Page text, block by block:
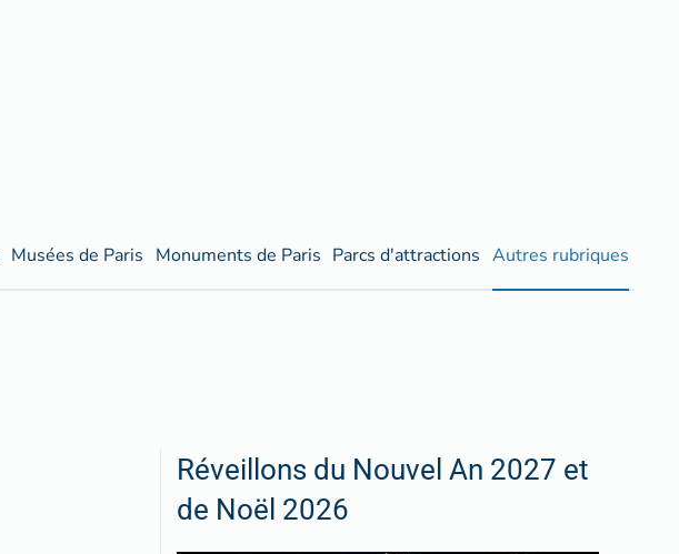
Musées de Paris Monuments de Paris Parcs d'attractions Autres rubriques
Réveillons du Nouvel An 2027 et
de Noël 2026